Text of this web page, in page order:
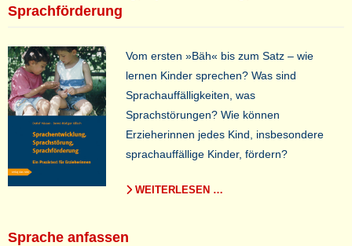
Sprachförderung
Vom ersten »Bäh« bis zum Satz – wie
lernen Kinder sprechen? Was sind
Sprachauffälligkeiten, was
Sprachstörungen? Wie können
Erzieherinnen jedes Kind, insbesondere
sprachauffällige Kinder, fördern?
WEITERLESEN …
Sprache anfassen